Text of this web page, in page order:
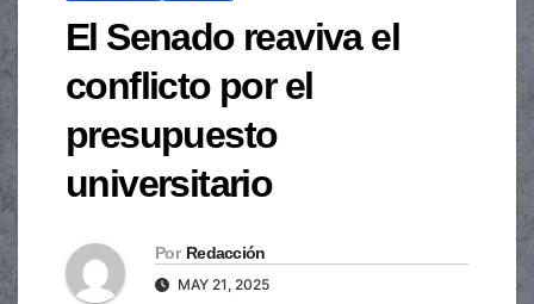
El Senado reaviva el
conflicto por el
presupuesto
universitario
Por Redacción
MAY 21, 2025